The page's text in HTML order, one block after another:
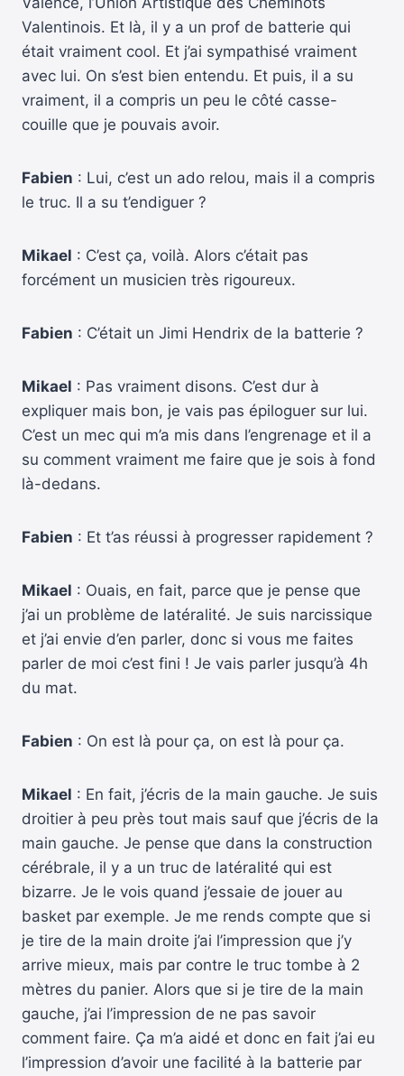
Valentinois. Et là, il y a un prof de batterie qui
était vraiment cool. Et j’ai sympathisé vraiment
avec lui. On s’est bien entendu. Et puis, il a su
vraiment, il a compris un peu le côté casse-
couille que je pouvais avoir.
Fabien : Lui, c’est un ado relou, mais il a compris
le truc. Il a su t’endiguer ?
Mikael : C’est ça, voilà. Alors c’était pas
forcément un musicien très rigoureux.
Fabien : C’était un Jimi Hendrix de la batterie ?
Mikael : Pas vraiment disons. C’est dur à
expliquer mais bon, je vais pas épiloguer sur lui.
C’est un mec qui m’a mis dans l’engrenage et il a
su comment vraiment me faire que je sois à fond
là-dedans.
Fabien : Et t’as réussi à progresser rapidement ?
Mikael : Ouais, en fait, parce que je pense que
j’ai un problème de latéralité. Je suis narcissique
et j’ai envie d’en parler, donc si vous me faites
parler de moi c’est fini ! Je vais parler jusqu’à 4h
du mat.
Fabien : On est là pour ça, on est là pour ça.
Mikael : En fait, j’écris de la main gauche. Je suis
droitier à peu près tout mais sauf que j’écris de la
main gauche. Je pense que dans la construction
cérébrale, il y a un truc de latéralité qui est
bizarre. Je le vois quand j’essaie de jouer au
basket par exemple. Je me rends compte que si
je tire de la main droite j’ai l’impression que j’y
arrive mieux, mais par contre le truc tombe à 2
mètres du panier. Alors que si je tire de la main
gauche, j’ai l’impression de ne pas savoir
comment faire. Ça m’a aidé et donc en fait j’ai eu
l’impression d’avoir une facilité à la batterie par